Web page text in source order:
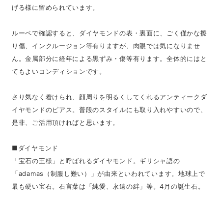
げる様に留められています。
ルーペで確認すると、ダイヤモンドの表・裏面に、ごく僅かな擦
り傷、インクルージョン等有りますが、肉眼では気になりませ
ん。金属部分に経年による黒ずみ・傷等有ります。全体的にはと
てもよいコンディションです。
さり気なく着けられ、顔周りを明るくしてくれるアンティークダ
イヤモンドのピアス。普段のスタイルにも取り入れやすいので、
是非、ご活用頂ければと思います。
■ダイヤモンド
「宝石の王様」と呼ばれるダイヤモンド。ギリシャ語の
「adamas（制服し難い）」が由来といわれています。地球上で
最も硬い宝石。石言葉は「純愛、永遠の絆」等。4月の誕生石。